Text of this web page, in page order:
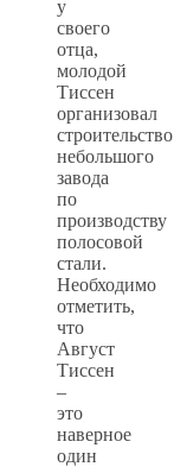
у
своего
отца,
молодой
Тиссен
организовал
строительство
небольшого
завода
по
производству
полосовой
стали.
Необходимо
отметить,
что
Август
Тиссен
–
это
наверное
один